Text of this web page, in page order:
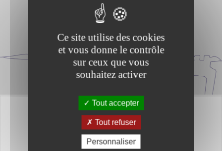
Je veux un pitch
Réserver un logement
Ce site utilise des cookies
et vous donne le contrôle
sur ceux que vous
souhaitez activer
Tout accepter
Tout refuser
Personnaliser